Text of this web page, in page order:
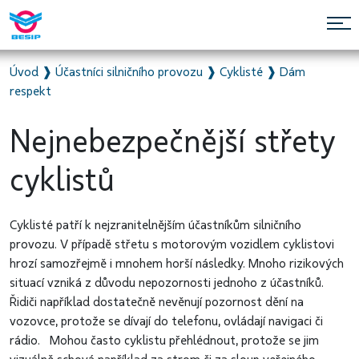
Úvod ❱ Účastníci silničního provozu ❱ Cyklisté ❱ Dám
respekt
Nejnebezpečnější střety
cyklistů
Cyklisté patří k nejzranitelnějším účastníkům silničního
provozu. V případě střetu s motorovým vozidlem cyklistovi
hrozí samozřejmě i mnohem horší následky. Mnoho rizikových
situací vzniká z důvodu nepozornosti jednoho z účastníků.
Řidiči například dostatečně nevěnují pozornost dění na
vozovce, protože se dívají do telefonu, ovládají navigaci či
rádio. Mohou často cyklistu přehlédnout, protože se jim